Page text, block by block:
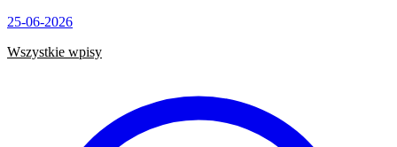
25-06-2026
Wszystkie wpisy